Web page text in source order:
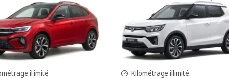
illimité
Kilométrage illimité